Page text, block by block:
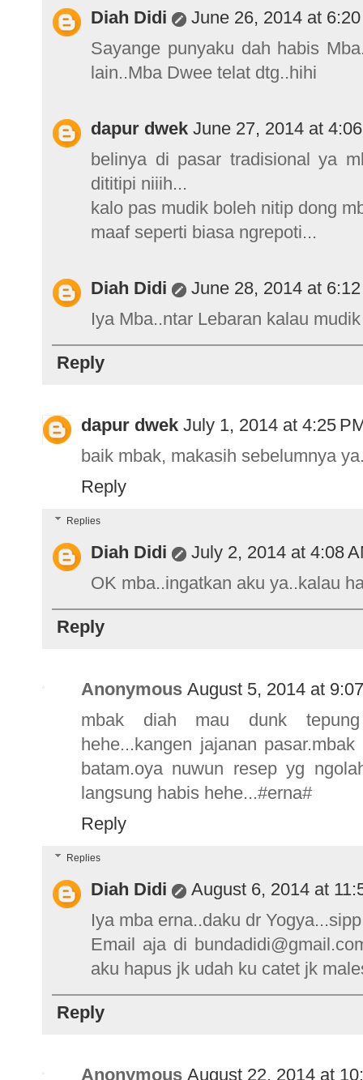
Diah Didi
June 26, 2014 at
Sayange punyaku dah habis
lain..Mba Dwee telat dtg..hihi
dapur dwek June 27, 2014 at
belinya di pasar tradisional ya
dititipi niiih...
kalo pas mudik boleh nitip dong
maaf seperti biasa ngrepoti...
Diah Didi
June 28, 2014 at
Iya Mba..ntar Lebaran kalau
Reply
dapur dwek July 1, 2014 at 4:25
baik mbak, makasih sebelumnya
Reply
Replies
Diah Didi
July 2, 2014 at 4:08
OK mba..ingatkan aku ya..kalau
Reply
Anonymous August 5, 2014 at
mbak diah mau dunk
hehe...kangen jajanan
batam.oya nuwun resep yg
langsung habis hehe...#erna#
Reply
Replies
Diah Didi
August 6, 2014 at
Iya mba erna..daku dr
Email aja di
aku hapus jk udah ku catet jk
Reply
Anonymous August 22, 2014 at